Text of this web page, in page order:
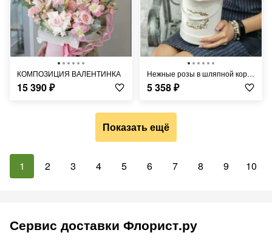
КОМПОЗИЦИЯ ВАЛЕНТИНКА
15 390₽
Нежные розы в шляпной коробке
5 358₽
Показать ещё
1 2 3 4 5 6 7 8 9 10
Сервис доставки Флорист.ру